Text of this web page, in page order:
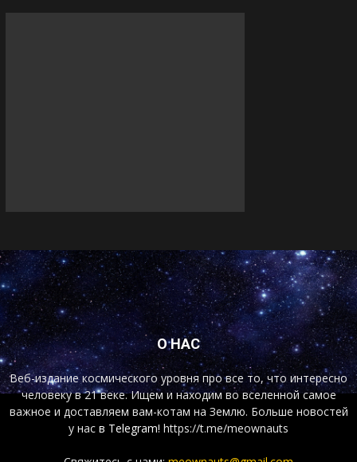
О НАС
Веб-издание космического уровня про все то, что интересно
человеку в 21 веке. Ищем и находим во вселенной самое
важное и доставляем вам-котам на Землю. Больше новостей
у нас в Telegram! https://t.me/meownauts